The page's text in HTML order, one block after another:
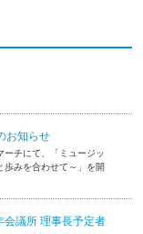
お知らせ
ーチにて、「ミュージッ
歩みを合わせて～」を開
会議所 理事長予定者